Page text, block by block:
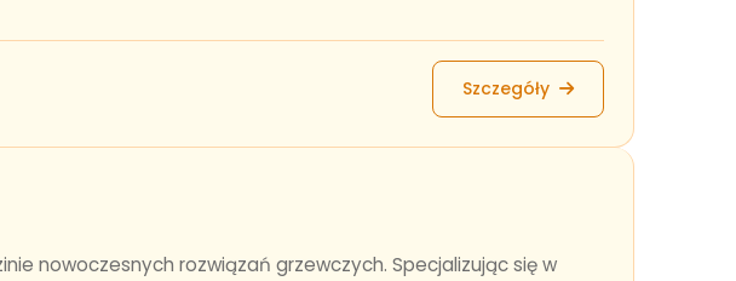
Szczegóły
nowoczesnych rozwiązań grzewczych. Specjalizując się w